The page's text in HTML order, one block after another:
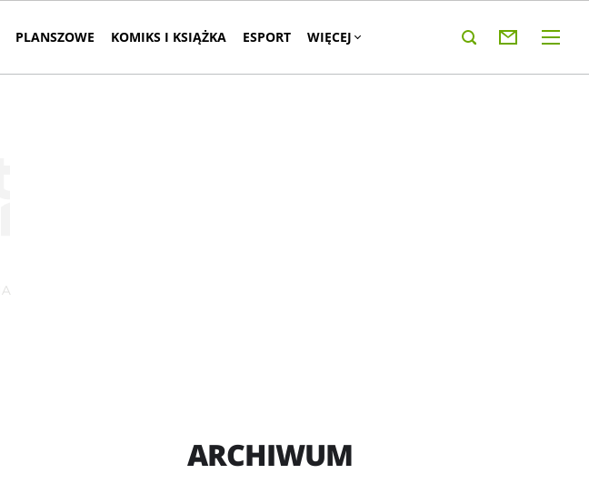
PLANSZOWE KOMIKS I KSIĄŻKA ESPORT WIĘCEJ
ARCHIWUM